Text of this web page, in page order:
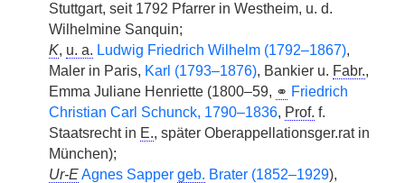
Stuttgart, seit 1792 Pfarrer in Westheim, u. d.
Wilhelmine Sanquin;
K, u. a. Ludwig Friedrich Wilhelm (1792–1867),
Maler in Paris, Karl (1793–1876), Bankier u. Fabr.,
Emma Juliane Henriette (1800–59, ⚭ Friedrich
Christian Carl Schunck, 1790–1836, Prof. f.
Staatsrecht in E., später Oberappellationsger.rat in
München);
Ur-EAgnes Sapper geb. Brater (1852–1929),